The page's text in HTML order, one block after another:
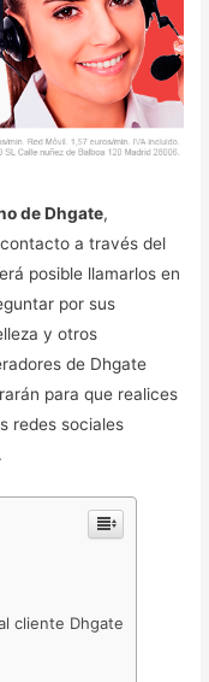
de Dhgate,
a través del
posible llamarlos en
por sus
y otros
de Dhgate
para que realices
redes sociales
cliente Dhgate